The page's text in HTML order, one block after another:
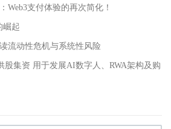
Web3支付体验的再次简化！
崛起
流动性危机与系统性风险
股集资 用于发展AI数字人、RWA架构及购